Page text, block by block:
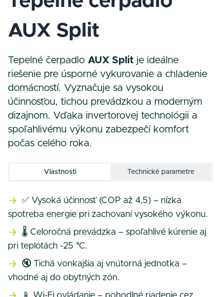
AUX Split
Tepelné čerpadlo AUX Split je ideálne
riešenie pre úsporné vykurovanie a chladenie
domácností. Vyznačuje sa vysokou
účinnosťou, tichou prevádzkou a moderným
dizajnom. Vďaka invertorovej technológii a
spoľahlivému výkonu zabezpečí komfort
počas celého roka.
Vlastnosti Technické parametre
✅ Vysoká účinnosť (COP až 4,5) – nízka
spotreba energie pri zachovaní vysokého výkonu.
🌡️ Celoročná prevádzka – spoľahlivé kúrenie aj
pri teplotách -25 °C.
🔇 Tichá vonkajšia aj vnútorná jednotka –
vhodné aj do obytných zón.